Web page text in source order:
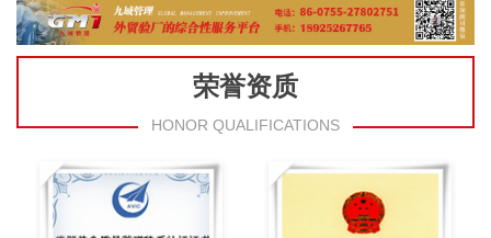
荣誉资质
HONOR QUALIFICATIONS